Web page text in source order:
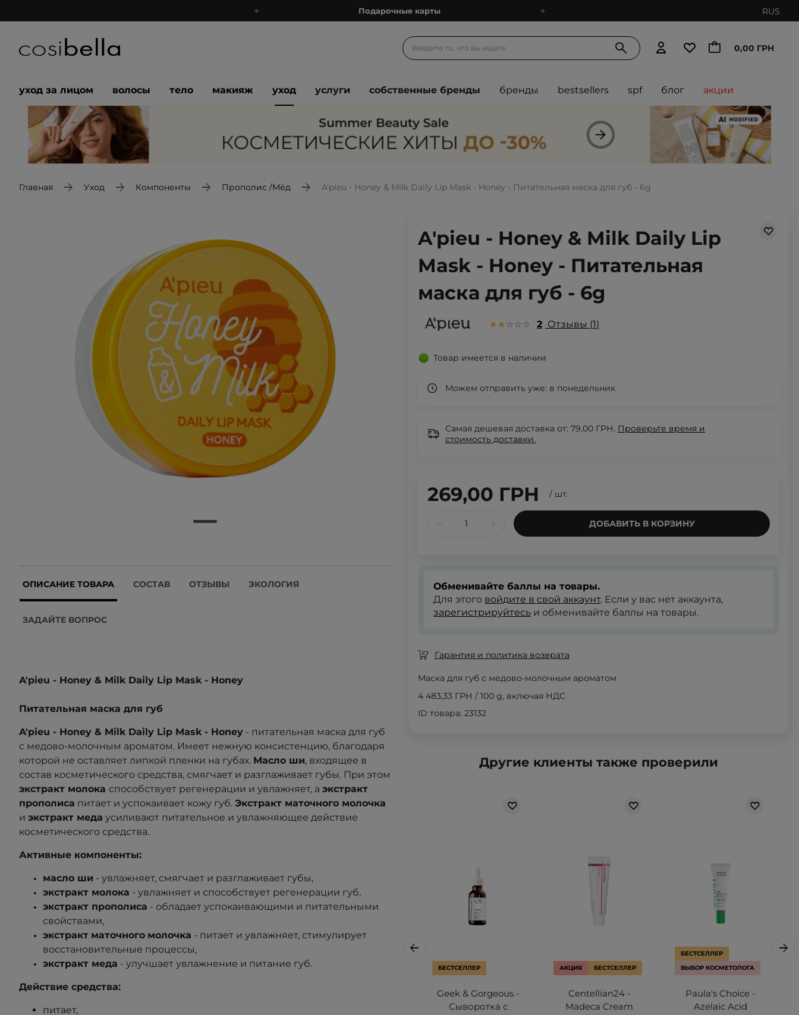
Подарочные карты
Спроси косметолога
Доставка с любовью
Подарочные карты
Блог
RUS
0,00 ГРН
уход за лицом волосы тело макияж уход услуги собственные бренды бренды bestsellers spf блог акции
Главная Уход Компоненты Прополис /Мёд A'pieu - Honey & Milk Daily Lip Mask - Honey - Питательная маска для губ - 6g
ОПИСАНИЕ ТОВАРА СОСТАВ ОТЗЫВЫ ЭКОЛОГИЯ
ЗАДАЙТЕ ВОПРОС
A'pieu - Honey & Milk Daily Lip Mask - Honey
Питательная маска для губ
A'pieu - Honey & Milk Daily Lip Mask - Honey - питательная маска для губ
с медово-молочным ароматом. Имеет нежную консистенцию, благодаря
которой не оставляет липкой пленки на губах. Масло ши, входящее в
состав косметического средства, смягчает и разглаживает губы. При этом
экстракт молока способствует регенерации и увлажняет, а экстракт
прополиса питает и успокаивает кожу губ. Экстракт маточного молочка
и экстракт меда усиливают питательное и увлажняющее действие
косметического средства.
Активные компоненты:
масло ши - увлажняет, смягчает и разглаживает губы,
экстракт молока - увлажняет и способствует регенерации губ,
экстракт прополиса - обладает успокаивающими и питательными
свойствами,
экстракт маточного молочка - питает и увлажняет, стимулирует
восстановительные процессы,
экстракт меда - улучшает увлажнение и питание губ.
Действие средства:
питает,
A'pieu - Honey & Milk Daily Lip
Mask - Honey - Питательная
маска для губ - 6g
2 Отзывы 1
Товар имеется в наличии
Можем отправить уже: в понедельник
Самая дешевая доставка от: 79,00 ГРН. Проверьте время и
стоимость доставки.
269,00 ГРН / шт.
ДОБАВИТЬ В КОРЗИНУ
Обменивайте баллы на товары.
Для этого войдите в свой аккаунт. Если у вас нет аккаунта,
зарегистрируйтесь и обменивайте баллы на товары.
Гарантия и политика возврата
Маска для губ с медово-молочным ароматом
4 483,33 ГРН / 100 g, включая НДС
ID товара: 23132
Другие клиенты также проверили
БЕСТСЕЛЛЕР
Geek & Gorgeous -
Сыворотка с
АКЦИЯ БЕСТСЕЛЛЕР
Centellian24 -
Madeca Cream
БЕСТСЕЛЛЕР
ВЫБОР КОСМЕТОЛОГА
Paula's Choice -
Azelaic Acid